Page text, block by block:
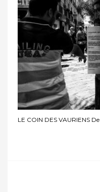
LE COIN DES VAURIENS